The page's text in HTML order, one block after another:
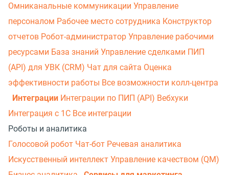
Омниканальные коммуникации Управление
персоналом Рабочее место сотрудника Конструктор
отчетов Робот-администратор Управление рабочими
ресурсами База знаний Управление сделками ПИП
(API) для УВК (CRM) Чат для сайта Оценка
эффективности работы Все возможности колл-центра
Интеграции Интеграции по ПИП (API) Вебхуки
Интеграция с 1С Все интеграции
Роботы и аналитика
Голосовой робот Чат-бот Речевая аналитика
Искусственный интеллект Управление качеством (QM)